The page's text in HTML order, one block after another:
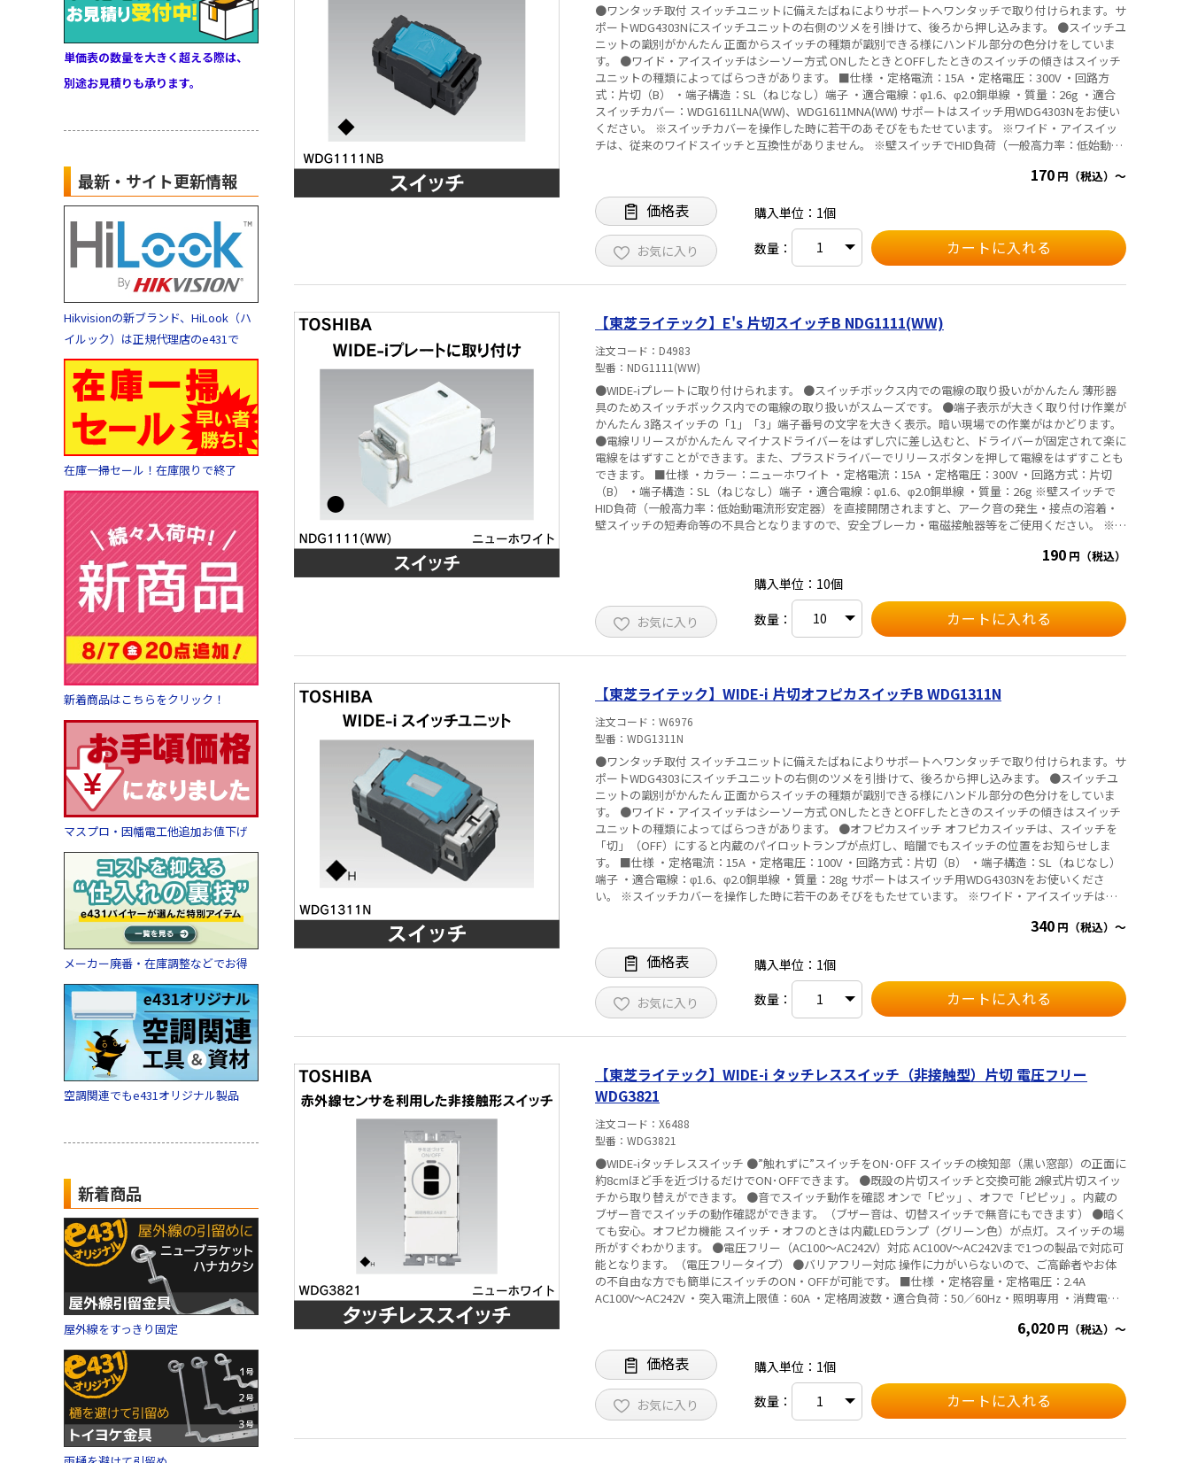
単価表の数量を大きく超える際は、
別途お見積りも承ります。
最新・サイト更新情報
Hikvisionの新ブランド、HiLook（ハ
イルック）は正規代理店のe431で
在庫一掃セール！在庫限りで終了
新着商品はこちらをクリック！
マスプロ・因幡電工他追加お値下げ
メーカー廃番・在庫調整などでお得
空調関連でもe431オリジナル製品
新着商品
屋外線をすっきり固定
●ワンタッチ取付 スイッチユニットに備えたばねによりサポートへワンタッチで取り付けられます。サ
ポートWDG4303Nにスイッチユニットの右側のツメを引掛けて、後ろから押し込みます。 ●スイッチユ
ニットの識別がかんたん 正面からスイッチの種類が識別できる様にハンドル部分の色分けをしていま
す。 ●ワイド・アイスイッチはシーソー方式 ONしたときとOFFしたときのスイッチの傾きはスイッチ
ユニットの種類によってばらつきがあります。 ■仕様 ・定格電流：15A ・定格電圧：300V ・回路方
式：片切（B） ・端子構造：SL（ねじなし）端子 ・適合電線：φ1.6、φ2.0銅単線 ・質量：26g ・適合
スイッチカバー：WDG1611LNA(WW)、WDG1611MNA(WW) サポートはスイッチ用WDG4303Nをお使い
ください。 ※スイッチカバーを操作した時に若干のあそびをもたせています。 ※ワイド・アイスイッ
チは、従来のワイドスイッチと互換性がありません。 ※壁スイッチでHID負荷（一般高力率：低始動電
なりますので、安全ブレーカ・電磁接触器等をご使用ください。 ※連用スイッチの定格は、電気用品安
全法技術基準およびJISの試験方法に基づいて、埋込ボックスに1個取り付けて性能を確認したもので
す。お使いになるときは次のことにご注意ください。 ① ねじなし端子部の通電容量は15Aです。一つの
端子部に対して、送り容量と負荷容量を合わせて15A以下としてご使用ください。 ② 連接してお使いに
なると、それぞれのスイッチの相互干渉によりスイッチ内部の温度が上がり、接続部分が酸化して異常
温度となる場合があるため、電線に対する電線管の許容電流を減少させる場合と同様にスイッチを3個
流が10Aを超えて使用する場合は、φ2.0の電線による配線をおすすめします。 ④施工に際しては、スイ
ッチボックス内に電線が極力たまらないようご注意ください。
170 円（税込）～
価格表
お気に入り
購入単位：1個
数量：
【東芝ライテック】E's 片切スイッチB NDG1111(WW)
注文コード
D4983
型番
NDG1111(WW)
●WIDE-iプレートに取り付けられます。 ●スイッチボックス内での電線の取り扱いがかんたん 薄形器
具のためスイッチボックス内での電線の取り扱いがスムーズです。 ●端子表示が大きく取り付け作業が
かんたん 3路スイッチの「1」「3」端子番号の文字を大きく表示。暗い現場での作業がはかどります。
●電線リリースがかんたん マイナスドライバーをはずし穴に差し込むと、ドライバーが固定されて楽に
電線をはずすことができます。また、プラスドライバーでリリースボタンを押して電線をはずすことも
できます。 ■仕様 ・カラー：ニューホワイト ・定格電流：15A ・定格電圧：300V ・回路方式：片切
（B） ・端子構造：SL（ねじなし）端子 ・適合電線：φ1.6、φ2.0銅単線 ・質量：26g ※壁スイッチで
HID負荷（一般高力率：低始動電流形安定器）を直接開閉されますと、アーク音の発生・接点の溶着・
壁スイッチの短寿命等の不具合となりますので、安全ブレーカ・電磁接触器等をご使用ください。 ※連
り付けて性能を確認したものです。 ※ねじなし端子部の通電容量は15Aです。一つの端子部に対して、
送り容量と負荷容量を合わせて15A以下としてご使用ください。 ※連接してお使いになると、それぞれ
のスイッチの相互干渉によりスイッチ内部の温度が上がり、接続部分が酸化して異常温度となる場合が
あるため、電線に対する電線管の許容電流を減少させる場合と同様にスイッチを3個以上連接する場合
は10A以下としてご使用ください。（連接の個数、負荷電流容量、電源線の送り方、壁の材料、断熱材
の有無、などにより条件が異なりますが、上記を目安としてください。） ※通電電流が10Aを超えて使
用する場合は、φ2.0の電線による配線をおすすめします。 ※施工に際しては、スイッチボックス内に電
190 円（税込）
お気に入り
購入単位：10個
数量：
【東芝ライテック】WIDE-i 片切オフピカスイッチB WDG1311N
注文コード
W6976
型番
WDG1311N
●ワンタッチ取付 スイッチユニットに備えたばねによりサポートへワンタッチで取り付けられます。サ
ポートWDG4303にスイッチユニットの右側のツメを引掛けて、後ろから押し込みます。 ●スイッチユ
ニットの識別がかんたん 正面からスイッチの種類が識別できる様にハンドル部分の色分けをしていま
す。 ●ワイド・アイスイッチはシーソー方式 ONしたときとOFFしたときのスイッチの傾きはスイッチ
ユニットの種類によってばらつきがあります。 ●オフピカスイッチ オフピカスイッチは、スイッチを
「切」（OFF）にすると内蔵のパイロットランプが点灯し、暗闇でもスイッチの位置をお知らせしま
す。 ■仕様 ・定格電流：15A ・定格電圧：100V ・回路方式：片切（B） ・端子構造：SL（ねじなし）
端子 ・適合電線：φ1.6、φ2.0銅単線 ・質量：28g サポートはスイッチ用WDG4303Nをお使いくださ
い。 ※スイッチカバーを操作した時に若干のあそびをもたせています。 ※ワイド・アイスイッチは、
定器）を直接開閉されますと、アーク音の発生・接点の溶着・壁スイッチの短寿命等の不具合となりま
すので、安全ブレーカ・電磁接触器等をご使用ください。 ※連用スイッチの定格は、電気用品安全法技
術基準およびJISの試験方法に基づいて、埋込ボックスに1個取り付けて性能を確認したものです。お使
いになるときは次のことにご注意ください。 ① ねじなし端子部の通電容量は15Aです。一つの端子部に
対して、送り容量と負荷容量を合わせて15A以下としてご使用ください。 ② 連接してお使いになると、
それぞれのスイッチの相互干渉によりスイッチ内部の温度が上がり、接続部分が酸化して異常温度とな
料、断熱材の有無、などにより条件が異なりますが、上記を目安としてください。） ③通電電流が10A
を超えて使用する場合は、φ2.0の電線による配線をおすすめします。 ④施工に際しては、スイッチボッ
クス内に電線が極力たまらないようご注意ください。
340 円（税込）～
価格表
お気に入り
購入単位：1個
数量：
【東芝ライテック】WIDE-i タッチレススイッチ（非接触型）片切 電圧フリー
WDG3821
注文コード
X6488
型番
WDG3821
●WIDE-iタッチレススイッチ ●”触れずに”スイッチをON･OFF スイッチの検知部（黒い窓部）の正面に
約8cmほど手を近づけるだけでON･OFFできます。 ●既設の片切スイッチと交換可能 2線式片切スイッ
チから取り替えができます。 ●音でスイッチ動作を確認 オンで「ピッ」、オフで「ピピッ」。内蔵の
ブザー音でスイッチの動作確認ができます。（ブザー音は、切替スイッチで無音にもできます） ●暗く
ても安心。オフピカ機能 スイッチ・オフのときは内蔵LEDランプ（グリーン色）が点灯。スイッチの場
所がすぐわかります。 ●電圧フリー（AC100～AC242V）対応 AC100V～AC242Vまで1つの製品で対応可
能となります。（電圧フリータイプ） ●バリアフリー対応 操作に力がいらないので、ご高齢者やお体
の不自由な方でも簡単にスイッチのON・OFFが可能です。 ■仕様 ・定格容量・定格電圧：2.4A
AC100V～AC242V ・突入電流上限値：60A ・定格周波数・適合負荷：50／60Hz・照明専用 ・消費電
外線反射式 ・検知距離：検知部前方約8cm以内 ・動作確認ブザー音 近接センサー検知時、ON時：“ピ
ッ” OFF時：“ピピッ”（音の有／無はスイッチで切替可能） ・使用周囲温度：-10℃～35℃ ・性能：オ
フピカ機能付 ・適合プレート：WDG5111 ※タッチレススイッチを連接でご使用の場合、誤作動の原因
となりますので、単独（1連）でのご使用をおすすめします。
6,020 円（税込）～
価格表
お気に入り
購入単位：1個
数量：